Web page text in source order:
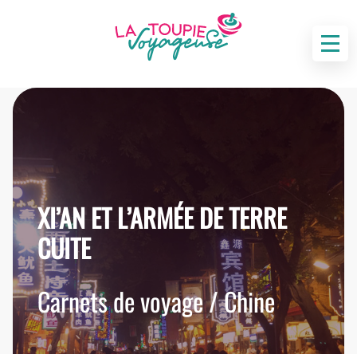
XI’AN ET L’ARMÉE DE TERRE
CUITE
Carnets de voyage / Chine